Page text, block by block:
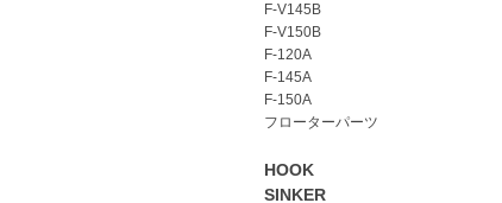
F-V145B
F-V150B
F-120A
F-145A
F-150A
フローターパーツ
HOOK
SINKER